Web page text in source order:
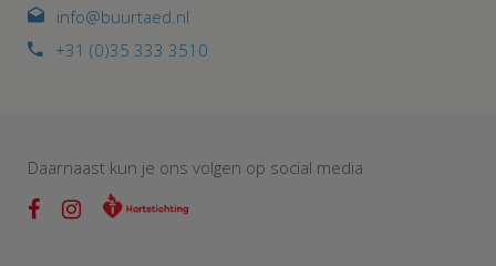
info@buurtaed.nl
+31 (0)35 333 3510
Daarnaast kun je ons volgen op social media